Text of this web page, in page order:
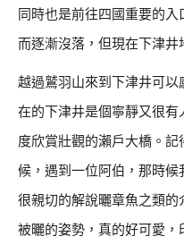
同時也是前往四國重要的
而逐漸沒落，但現在下津井
越過鷲羽山來到下津井可
在的下津井是個寧靜又很有
度欣賞壯觀的瀨戶大橋。
候，遇到一位阿伯，那時
很親切的解說曬章魚之類
被曬的姿勢，真的好可愛，